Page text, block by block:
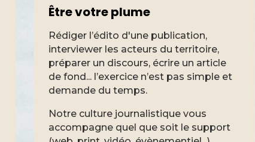
Être votre plume
Rédiger l’édito d'une publication,
interviewer les acteurs du territoire,
préparer un discours, écrire un article
de fond... l’exercice n’est pas simple et
demande du temps.
Notre culture journalistique vous
accompagne quel que soit le support